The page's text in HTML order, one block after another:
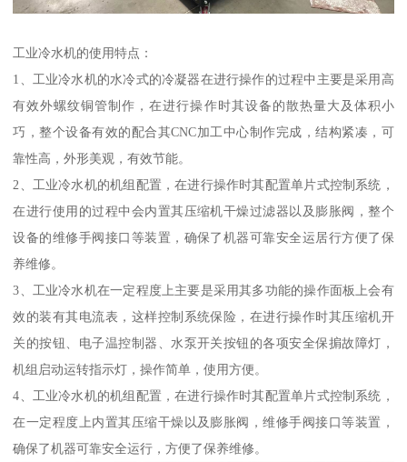
工业冷水机的使用特点：
1、工业冷水机的水冷式的冷凝器在进行操作的过程中主要是采用高
有效外螺纹铜管制作，在进行操作时其设备的散热量大及体积小
巧，整个设备有效的配合其CNC加工中心制作完成，结构紧凑，可
靠性高，外形美观，有效节能。
2、工业冷水机的机组配置，在进行操作时其配置单片式控制系统，
在进行使用的过程中会内置其压缩机干燥过滤器以及膨胀阀，整个
设备的维修手阀接口等装置，确保了机器可靠安全运居行方便了保
养维修。
3、工业冷水机在一定程度上主要是采用其多功能的操作面板上会有
效的装有其电流表，这样控制系统保险，在进行操作时其压缩机开
关的按钮、电子温控制器、水泵开关按钮的各项安全保掮故障灯，
机组启动运转指示灯，操作简单，使用方便。
4、工业冷水机的机组配置，在进行操作时其配置单片式控制系统，
在一定程度上内置其压缩干燥以及膨胀阀，维修手阀接口等装置，
确保了机器可靠安全运行，方便了保养维修。